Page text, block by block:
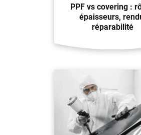
PPF vs covering :
épaisseurs,
réparabilité